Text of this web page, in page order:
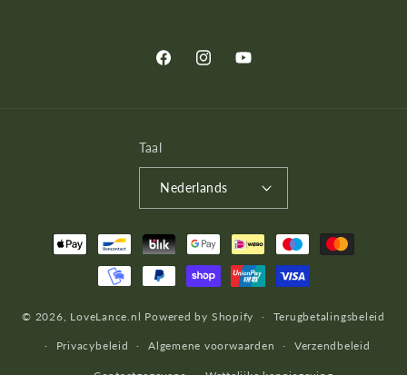
FacebookInstagramYouTube
Taal
Nederlands
Betaalmethoden
© 2026, LoveLance.nl Powered by Shopify Terugbetalingsbeleid
Privacybeleid Algemene voorwaarden Verzendbeleid